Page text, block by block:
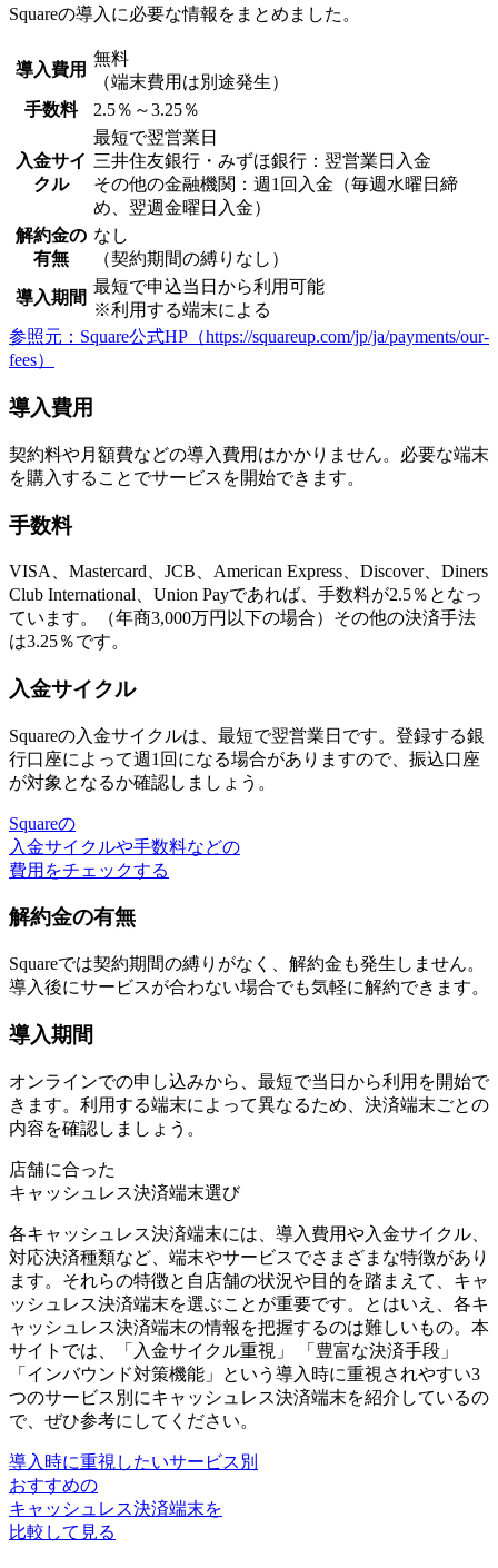
Squareの導入に必要な情報をまとめました。
導入費用
無料
（端末費用は別途発生）
手数料
2.5％～3.25％
入金サイ
クル
最短で翌営業日
三井住友銀行・みずほ銀行：翌営業日入金
その他の金融機関：週1回入金（毎週水曜日締
め、翌週金曜日入金）
解約金の
有無
なし
（契約期間の縛りなし）
導入期間
最短で申込当日から利用可能
※利用する端末による
参照元：Square公式HP（https://squareup.com/jp/ja/payments/our-
fees）
導入費用
契約料や月額費などの導入費用はかかりません。必要な端末
を購入することでサービスを開始できます。
手数料
VISA、Mastercard、JCB、American Express、Discover、Diners
Club International、Union Payであれば、手数料が2.5％ となっ
ています。（年商3,000万円以下の場合）その他の決済手法
は3.25％です。
入金サイクル
Squareの入金サイクルは、最短で翌営業日です。 登録する銀
行口座によって週1回になる場合がありますので、振込口座
が対象となるか確認しましょう。
Squareの
入金サイクルや手数料などの
費用をチェックする
解約金の有無
Squareでは契約期間の縛りがなく、解約金も発生しません。
導入後にサービスが合わない場合でも気軽に解約できます。
導入期間
オンラインでの申し込みから、 最短で当日から利用を開始で
きます。利用する端末によって異なるため、決済端末ごとの
内容を確認しましょう。
店舗に合った
キャッシュレス決済端末選び
各キャッシュレス決済端末には、導入費用や入金サイクル、
対応決済種類など、端末やサービスでさまざまな特徴があり
ます。それらの特徴と自店舗の状況や目的を踏まえて、キャ
ッシュレス決済端末を選ぶことが重要です。とはいえ、各キ
ャッシュレス決済端末の情報を把握するのは難しいもの。本
サイトでは、
「入金サイクル重視」 「豊富な決済手段」
「インバウンド対策機能」
という導入時に重視されやすい3
つのサービス別にキャッシュレス決済端末を紹介しているの
で、ぜひ参考にしてください。
導入時に重視したいサービス別
おすすめの
キャッシュレス決済端末を
比較して見る